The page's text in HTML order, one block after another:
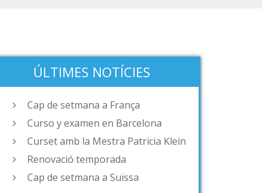
ÚLTIMES NOTÍCIES
Cap de setmana a França
Curso y examen en Barcelona
Curset amb la Mestra Patricia Klein
Renovació temporada
Cap de setmana a Suïssa